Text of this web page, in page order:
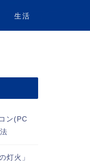
生活
ン(PC
灯火」